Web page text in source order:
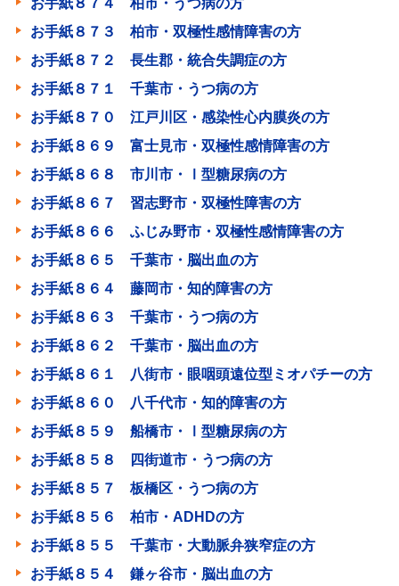
お手紙８７４ 柏市・うつ病の方
お手紙８７３ 柏市・双極性感情障害の方
お手紙８７２ 長生郡・統合失調症の方
お手紙８７１ 千葉市・うつ病の方
お手紙８７０ 江戸川区・感染性心内膜炎の方
お手紙８６９ 富士見市・双極性感情障害の方
お手紙８６８ 市川市・Ⅰ型糖尿病の方
お手紙８６７ 習志野市・双極性障害の方
お手紙８６６ ふじみ野市・双極性感情障害の方
お手紙８６５ 千葉市・脳出血の方
お手紙８６４ 藤岡市・知的障害の方
お手紙８６３ 千葉市・うつ病の方
お手紙８６２ 千葉市・脳出血の方
お手紙８６１ 八街市・眼咽頭遠位型ミオパチーの方
お手紙８６０ 八千代市・知的障害の方
お手紙８５９ 船橋市・Ⅰ型糖尿病の方
お手紙８５８ 四街道市・うつ病の方
お手紙８５７ 板橋区・うつ病の方
お手紙８５６ 柏市・ADHDの方
お手紙８５５ 千葉市・大動脈弁狭窄症の方
お手紙８５４ 鎌ヶ谷市・脳出血の方